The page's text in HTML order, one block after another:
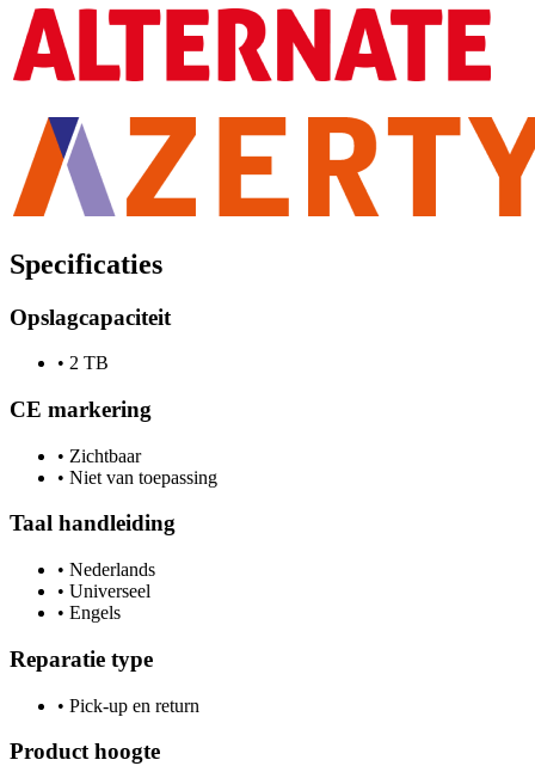
Specificaties
Opslagcapaciteit
• 2 TB
CE markering
• Zichtbaar
• Niet van toepassing
Taal handleiding
• Nederlands
• Universeel
• Engels
Reparatie type
• Pick-up en return
Product hoogte